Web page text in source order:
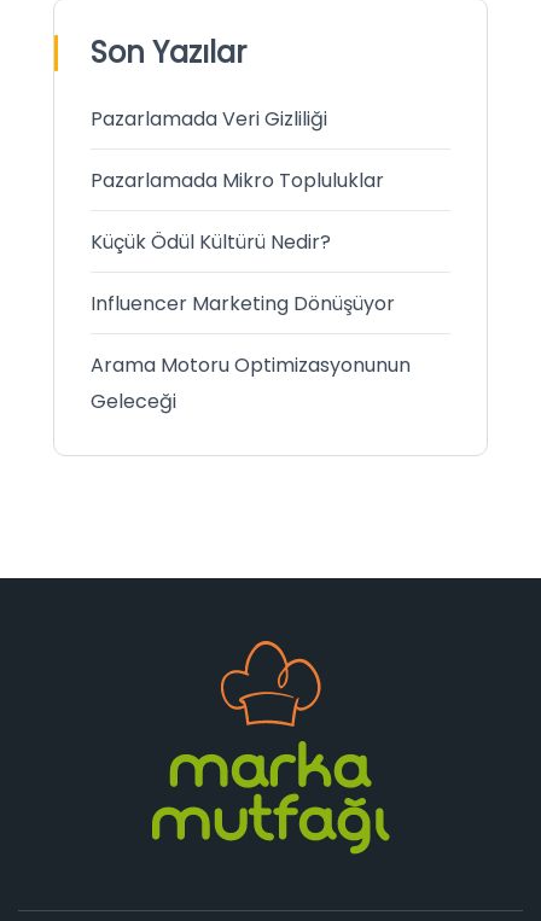
Son Yazılar
Pazarlamada Veri Gizliliği
Pazarlamada Mikro Topluluklar
Küçük Ödül Kültürü Nedir?
Influencer Marketing Dönüşüyor
Arama Motoru Optimizasyonunun
Geleceği